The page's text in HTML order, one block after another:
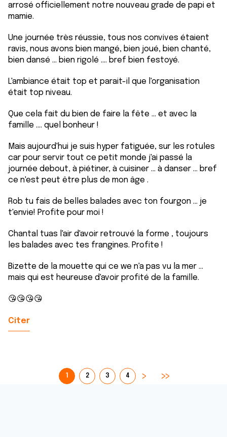
arrosé officiellement notre nouveau grade de papi et
mamie.
Une journée très réussie, tous nos convives étaient
ravis, nous avons bien mangé, bien joué, bien chanté,
bien dansé ... bien rigolé .... bref bien festoyé.
L'ambiance était top et parait-il que l'organisation
était top niveau.
Que cela fait du bien de faire la fête ... et avec la
famille .... quel bonheur !
Mais aujourd'hui je suis hyper fatiguée, sur les rotules
car pour servir tout ce petit monde j'ai passé la
journée debout, à piétiner, à cuisiner ... à danser ... bref
ce n'est peut être plus de mon âge .
Rob tu fais de belles balades avec ton fourgon ... je
t'envie! Profite pour moi !
Chantal tuas l'air d'avoir retrouvé la forme , toujours
les balades avec tes frangines. Profite !
Bizette de la mouette qui ce we n'a pas vu la mer ...
mais qui est heureuse d'avoir profité de la famille.
😘😘😘😘
Citer
1 2 3 4